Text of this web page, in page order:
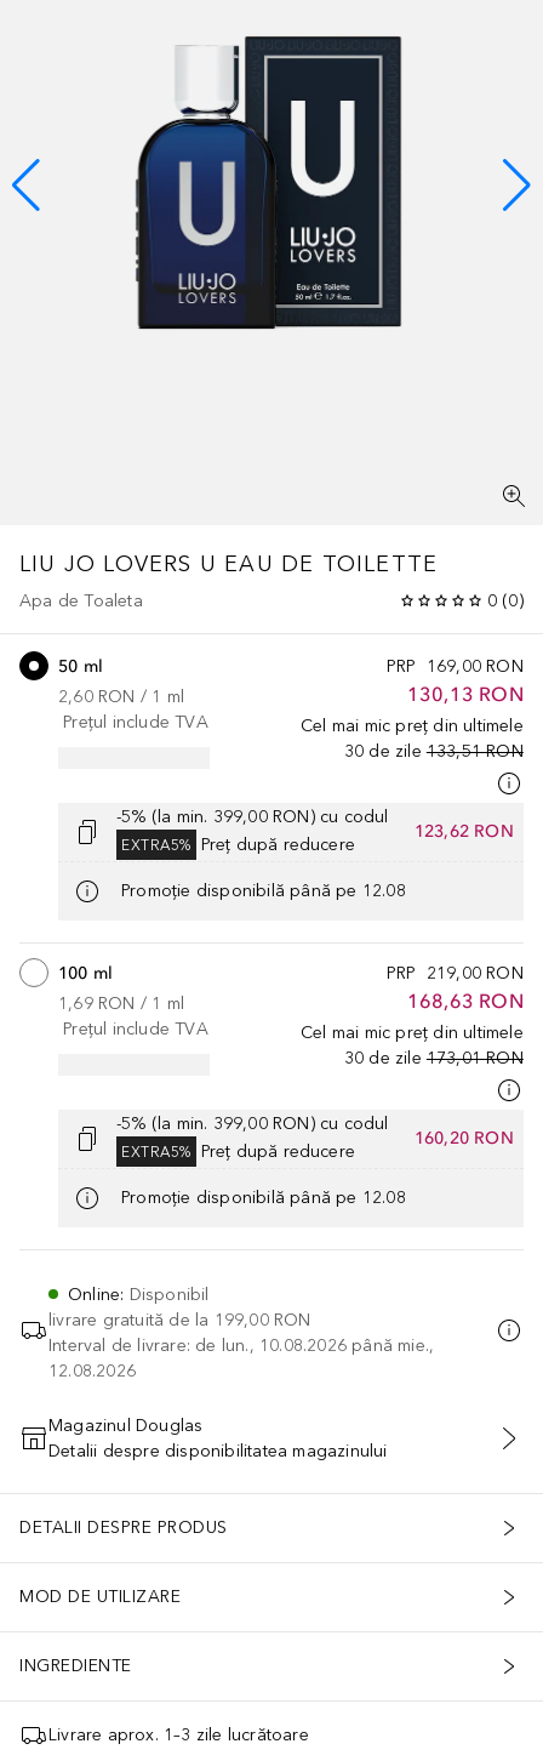
LIU JO LOVERS U EAU DE TOILETTE
Apa de Toaleta 0 (0)
PRP 169,00 RON
130,13 RON
Cel mai mic preț din ultimele
30 de zile 133,51 RON
50 ml
2,60 RON / 1 ml
Prețul include TVA
-5% (la min. 399,00 RON) cu codul
EXTRA5% Preț după reducere
123,62 RON
Promoție disponibilă până pe 12.08
PRP 219,00 RON
168,63 RON
Cel mai mic preț din ultimele
30 de zile 173,01 RON
100 ml
1,69 RON / 1 ml
Prețul include TVA
-5% (la min. 399,00 RON) cu codul
EXTRA5% Preț după reducere
160,20 RON
Promoție disponibilă până pe 12.08
Online: Disponibil
livrare gratuită de la 199,00 RON
Interval de livrare: de lun., 10.08.2026 până mie.,
12.08.2026
ADĂUGAȚI ÎN COŞ
Magazinul Douglas
Detalii despre disponibilitatea magazinului
DETALII DESPRE PRODUS
MOD DE UTILIZARE
INGREDIENTE
Livrare aprox. 1–3 zile lucrătoare